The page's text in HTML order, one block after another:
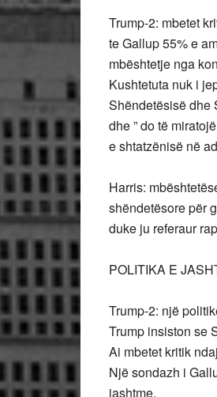
Trump-2: mbetet
te Gallup 55% e
mbështetje nga
Kushtetuta nuk i
Shëndetësisë dhe
dhe ” do të
e shtatzënisë në
Harris:
shëndetësore për
duke ju referaur
POLITIKA E
Trump-2: një
Trump insiston se
Ai mbetet kritik
Një sondazh i
jashtme.